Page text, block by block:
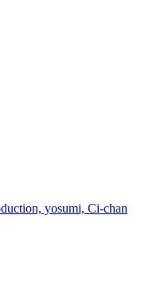
yosumi, Ci-chan